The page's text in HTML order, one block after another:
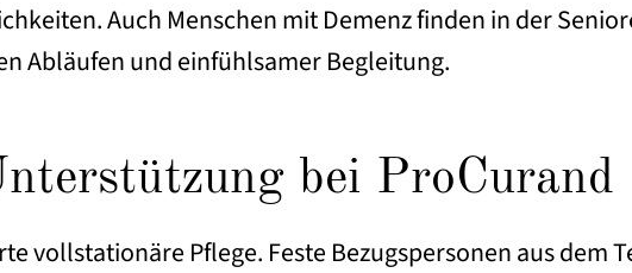
Auch Menschen mit Demenz finden in der
Abläufen und einfühlsamer Begleitung.
bei ProCurand
vollstationäre Pflege. Feste Bezugspersonen aus dem